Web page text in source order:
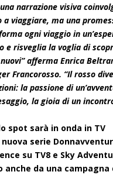
narrazione visiva
a viaggiare, ma una
ogni viaggio in
e risveglia la voglia di
afferma Enrica
Francorosso. “Il rosso
la passione di
la gioia di un
spot sarà in onda in TV
serie
su TV8 e Sky
anche da una